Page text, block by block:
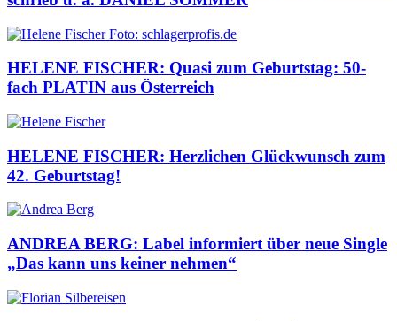
HELENE FISCHER: Quasi zum Geburtstag: 50-
fach PLATIN aus Österreich
HELENE FISCHER: Herzlichen Glückwunsch zum
42. Geburtstag!
ANDREA BERG: Label informiert über neue Single
„Das kann uns keiner nehmen“